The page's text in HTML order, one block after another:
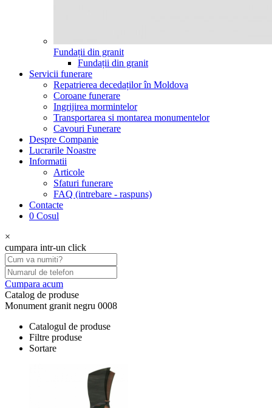
Fundații din granit
Fundații din granit
Servicii funerare
Repatrierea decedaților în Moldova
Coroane funerare
Ingrijirea mormintelor
Transportarea si montarea monumentelor
Cavouri Funerare
Despre Companie
Lucrarile Noastre
Informatii
Articole
Sfaturi funerare
FAQ (intrebare - raspuns)
Contacte
0 Cosul
×
cumpara intr-un click
Cumpara acum
Catalog de produse
Monument granit negru 0008
Catalogul de produse
Filtre produse
Sortare